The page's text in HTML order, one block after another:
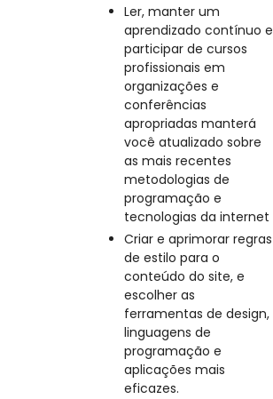
Ler, manter um
aprendizado contínuo e
participar de cursos
profissionais em
organizações e
conferências
apropriadas manterá
você atualizado sobre
as mais recentes
metodologias de
programação e
tecnologias da internet
Criar e aprimorar regras
de estilo para o
conteúdo do site, e
escolher as
ferramentas de design,
linguagens de
programação e
aplicações mais
eficazes.